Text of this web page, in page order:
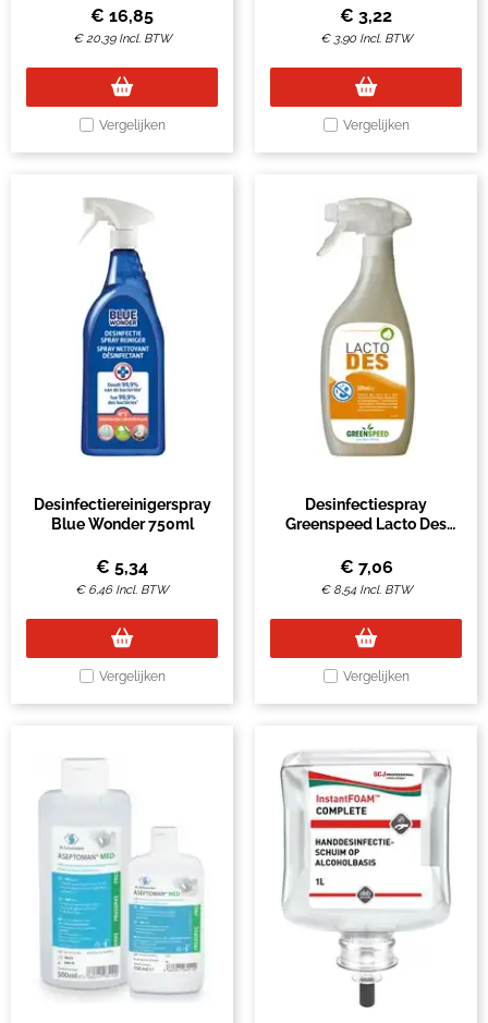
€ 16,85
€20,39 Incl. BTW
Vergelijken
€ 3,22
€ 3,90 Incl. BTW
Vergelijken
Desinfectiereinigerspray
Blue Wonder 750ml
€ 5,34
€ 6,46 Incl. BTW
Vergelijken
Desinfectiespray
Greenspeed Lacto Des
€ 7,06
€ 8,54 Incl. BTW
Vergelijken